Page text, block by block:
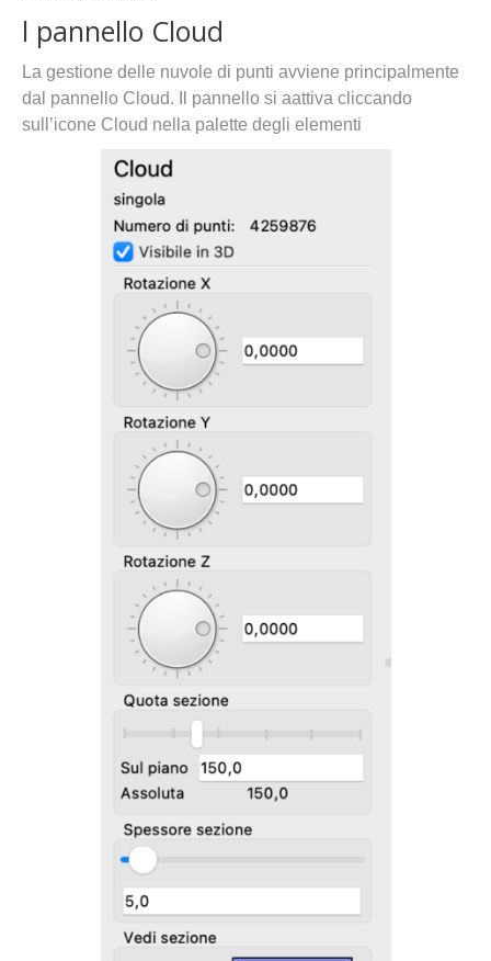
l pannello Cloud
La gestione delle nuvole di punti avviene principalmente
dal pannello Cloud. Il pannello si aattiva cliccando
sull’icone Cloud nella palette degli elementi